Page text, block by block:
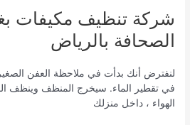
شركة تنظيف مكيفات
الصحافة بالرياض
لنفترض أنك بدأت في ملاحظة العفن
في تقطير الماء. سيخرج المنظف وينظف
الهواء ، داخل منزلك